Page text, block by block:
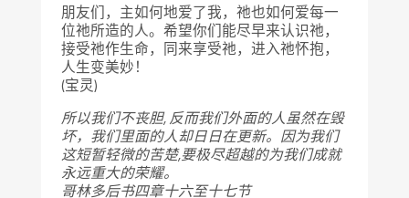
朋友们，主如何地爱了我，祂也如何爱每一
位祂所造的人。希望你们能尽早来认识祂，
接受祂作生命，同来享受祂，进入祂怀抱，
人生变美妙！
(宝灵)
所以我们不丧胆, 反而我们外面的人虽然在毁
坏，我们里面的人却日日在更新。因为我们
这短暂轻微的苦楚,要极尽超越的为我们成就
永远重大的荣耀。
哥林多后书四章十六至十七节